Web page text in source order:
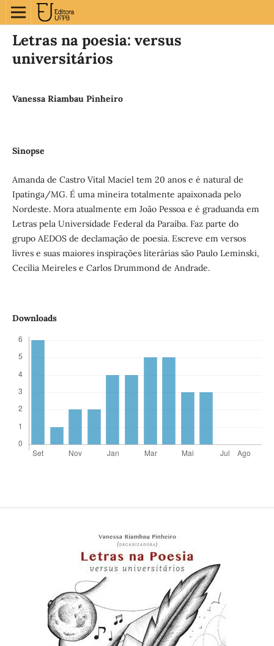
Letras na poesia: versus
universitários
Vanessa Riambau Pinheiro
Sinopse
Amanda de Castro Vital Maciel tem 20 anos e é natural de
Ipatinga/MG. É uma mineira totalmente apaixonada pelo
Nordeste. Mora atualmente em João Pessoa e é graduanda em
Letras pela Universidade Federal da Paraíba. Faz parte do
grupo AEDOS de declamação de poesia. Escreve em versos
livres e suas maiores inspirações literárias são Paulo Leminski,
Cecília Meireles e Carlos Drummond de Andrade.
Downloads